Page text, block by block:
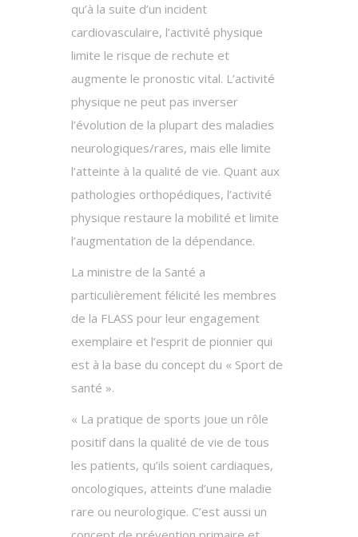
qu’à la suite d’un incident
cardiovasculaire, l’activité physique
limite le risque de rechute et
augmente le pronostic vital. L’activité
physique ne peut pas inverser
l’évolution de la plupart des maladies
neurologiques/rares, mais elle limite
l’atteinte à la qualité de vie. Quant aux
pathologies orthopédiques, l’activité
physique restaure la mobilité et limite
l’augmentation de la dépendance.
La ministre de la Santé a
particulièrement félicité les membres
de la FLASS pour leur engagement
exemplaire et l’esprit de pionnier qui
est à la base du concept du « Sport de
santé ».
« La pratique de sports joue un rôle
positif dans la qualité de vie de tous
les patients, qu’ils soient cardiaques,
oncologiques, atteints d’une maladie
rare ou neurologique. C’est aussi un